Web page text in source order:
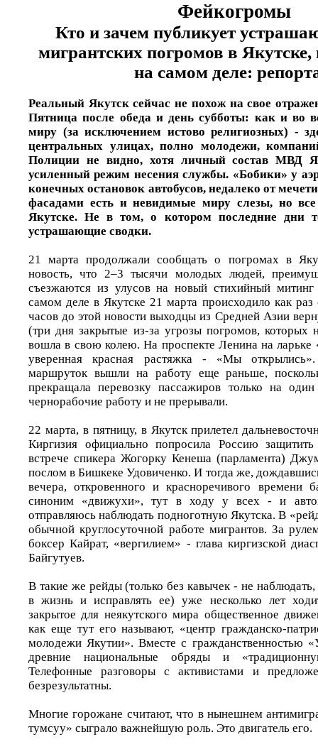
Фейкогромы
Кто и зачем публикует
мигрантских погромов в
на самом деле:
Реальный Якутск сейчас не похож на свое
Пятница после обеда и день субботы: как и во
миру (за исключением истово религиозных) -
центральных улицах, полно молодежи,
Полиции не видно, хотя личный состав МВД
усиленный режим несения службы. «Бобики» у
конечных остановок автобусов, недалеко от
фасадами есть и невидимые миру слезы, но
Якутске. Не в том, о котором последние дни
устрашающие сводки.
21 марта продолжали сообщать о погромах в
новость, что 2–3 тысячи молодых людей,
съезжаются из улусов на новый стихийный
самом деле в Якутске 21 марта происходило как раз
часов до этой новости выходцы из Средней Азии
(три дня закрытые из-за угрозы погромов, которых
вошла в свою колею. На проспекте Ленина на
уверенная красная растяжка - «Мы
маршруток вышли на работу еще раньше,
прекращала перевозку пассажиров только на
чернорабочие работу и не прерывали.
22 марта, в пятницу, в Якутск прилетел
Киргизия официально попросила Россию защитить
встрече спикера Жогорку Кенеша (парламента)
послом в Бишкеке Удовиченко. И тогда же,
вечера, откровенного и красноречивого времени
синоним «движухи», тут в ходу у всех - и
отправляюсь наблюдать подноготную Якутска. В
обычной круглосуточной работе мигрантов. За
боксер Кайрат, «вергилием» - глава киргизской
Байгутуев.
В такие же рейды (только без кавычек - не
в жизнь и исправлять ее) уже несколько лет
закрытое для неякутского мира общественное
как еще тут его называют, «центр гражданско-
молодежи Якутии». Вместе с гражданственностью
древние национальные обряды и
Телефонные разговоры с активистами и
безрезультатны.
Многие горожане считают, что в нынешнем
тумсуу» сыграло важнейшую роль. Это двигатель его.